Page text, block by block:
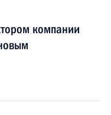
компании